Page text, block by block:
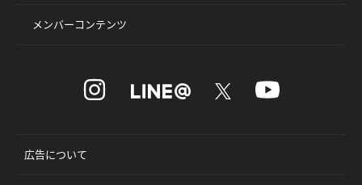
メンバーコンテンツ
広告について